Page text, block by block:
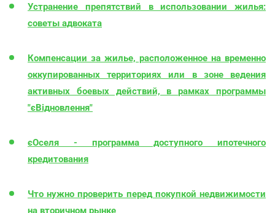
Устранение препятствий в использовании жилья:
советы адвоката
Компенсации за жилье, расположенное на временно
оккупированных территориях или в зоне ведения
активных боевых действий, в рамках программы
"єВідновлення"
єОселя - программа доступного ипотечного
кредитования
Что нужно проверить перед покупкой недвижимости
на вторичном рынке